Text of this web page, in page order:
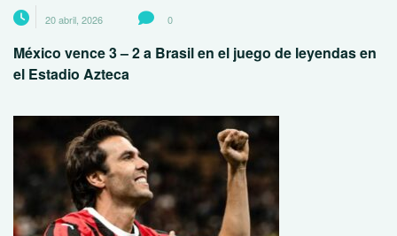
20 abril, 2026 0
México vence 3 – 2 a Brasil en el juego de leyendas en
el Estadio Azteca